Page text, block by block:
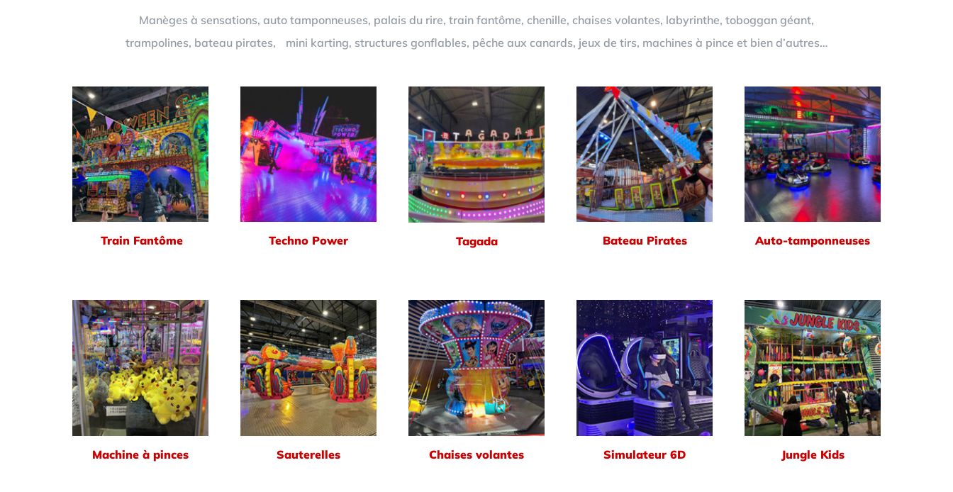
Manèges à sensations, auto tamponneuses, palais du rire, train fantôme, chenille, chaises volantes, labyrinthe, toboggan géant,
trampolines, bateau pirates, mini karting, structures gonflables, pêche aux canards, jeux de tirs, machines à pince et bien d’autres…
Train Fantôme Techno Power Tagada Bateau Pirates Auto-tamponneuses
Machine à pinces Sauterelles Chaises volantes Simulateur 6D Jungle Kids